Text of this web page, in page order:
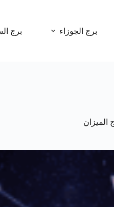
برج الجوزاء برج
الميزان